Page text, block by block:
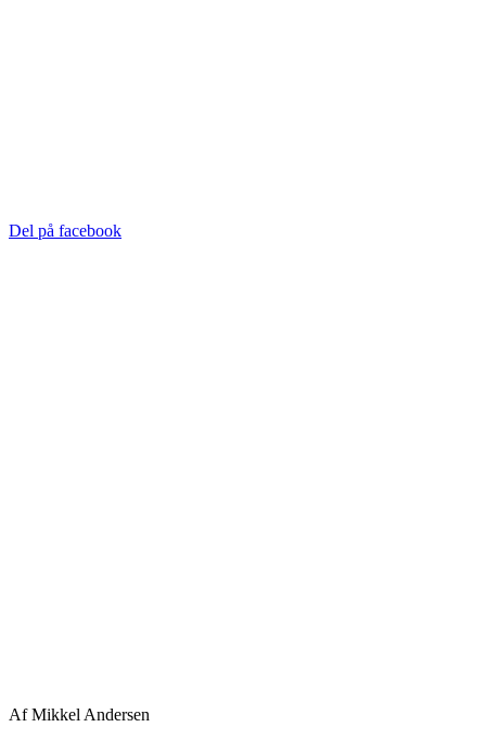
Del på facebook
Af Mikkel Andersen